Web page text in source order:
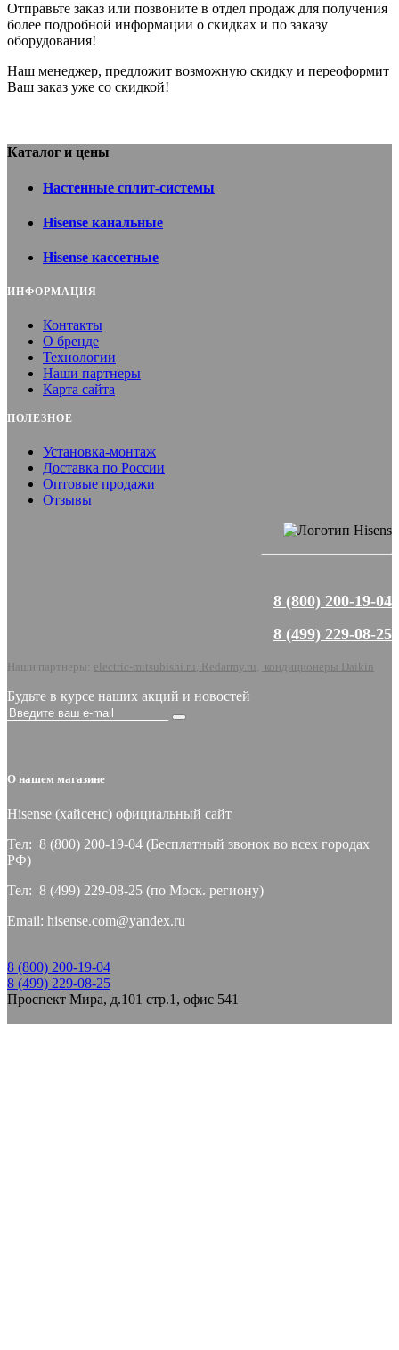
Отправьте заказ или позвоните в отдел продаж для получения
более подробной информации о скидках и по заказу
оборудования!
Наш менеджер, предложит возможную скидку и переоформит
Ваш заказ уже со скидкой!
Каталог и цены
Настенные сплит-системы
Hisense канальные
Hisense кассетные
ИНФОРМАЦИЯ
Контакты
О бренде
Технологии
Наши партнеры
Карта сайта
ПОЛЕЗНОЕ
Установка-монтаж
Доставка по России
Оптовые продажи
Отзывы
8 (800) 200-19-04
8 (499) 229-08-25
Наши партнеры: electric-mitsubishi.ru Redarmy.ru кондиционеры Daikin
Будьте в курсе наших акций и новостей
О нашем магазине
Hisense (хайсeнс) официальный сайт
Тел: 8 (800) 200-19-04 (Бесплатный звонок во всех городах
РФ)
Тел: 8 (499) 229-08-25 (по Моск. региону)
Email: hisense.com@yandex.ru
8 (800) 200-19-04
8 (499) 229-08-25
Проспект Мира, д.101 стр.1, офис 541